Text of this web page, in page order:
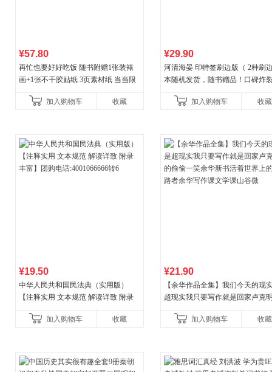
¥57.80
再忙也要好好吃饭 随书附赠1张装裱
画+1张不干胶贴纸 3页素材纸 当当限
加入购物车
收藏
¥29.90
河清海晏 印特签刷边版（ 2种刷
本随机发货，随书赠品！口碑炸
200万读者含泪力
加入购物车 收藏
¥19.50
中华人民共和国民法典（实用版）
【注释实用 文本规范 解读详致 附录
加入购物车
收藏
¥21.90
【余华作品全集】我们今天的现
超现实我只要写作就是回家卢克
者余华写作课文学课山谷微
加入购物车 收藏